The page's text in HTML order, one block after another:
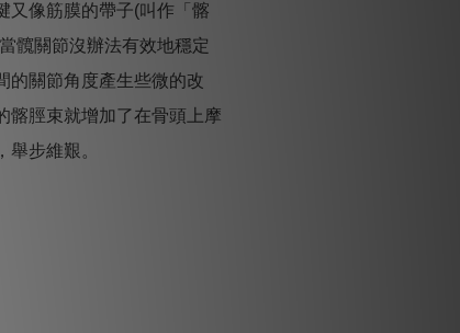
又像筋膜的帶子(叫作「髂
髖關節沒辦法有效地穩定
的關節角度產生些微的改
髂脛束就增加了在骨頭上摩
步維艱。